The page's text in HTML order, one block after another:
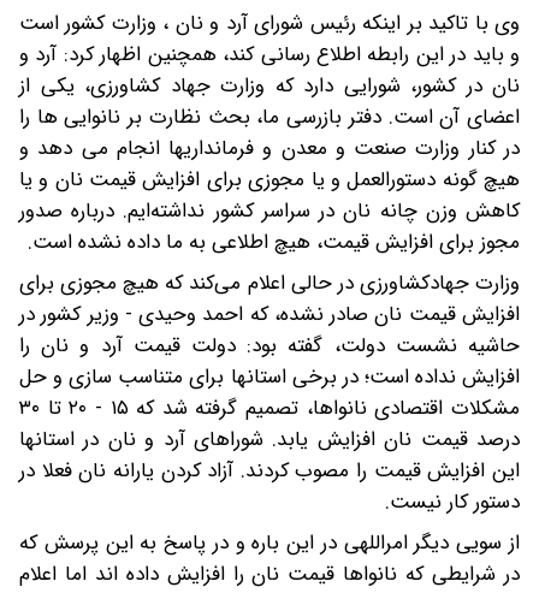
وی با تاکید بر اینکه رئیس شورای آرد و نان ، وزارت کشور است
و باید در این رابطه اطلاع رسانی کند، همچنین اظهار کرد: آرد و
نان در کشور، شورایی دارد که وزارت جهاد کشاورزی، یکی از
اعضای آن است. دفتر بازرسی ما، بحث نظارت بر نانوایی ها را
در کنار وزارت صنعت و معدن و فرمانداریها انجام می دهد و
هیچ گونه دستورالعمل و یا مجوزی برای افزایش قیمت نان و یا
کاهش وزن چانه نان در سراسر کشور نداشته‌ایم. درباره صدور
مجوز برای افزایش قیمت، هیچ اطلاعی به ما داده نشده است.
وزارت جهادکشاورزی در حالی اعلام می‌کند که هیچ مجوزی برای
افزایش قیمت نان صادر نشده، که احمد وحیدی - وزیر کشور در
حاشیه نشست دولت، گفته بود: دولت قیمت آرد و نان را
افزایش نداده است؛ در برخی استانها برای متناسب سازی و حل
مشکلات اقتصادی نانواها، تصمیم گرفته شد که ۱۵ - ۲۰ تا ۳۰
درصد قیمت نان افزایش یابد. شوراهای آرد و نان در استانها
این افزایش قیمت را مصوب کردند. آزاد کردن یارانه نان فعلا در
دستور کار نیست.
از سویی دیگر امراللهی در این باره و در پاسخ به این پرسش که
در شرایطی که نانواها قیمت نان را افزایش داده اند اما اعلام